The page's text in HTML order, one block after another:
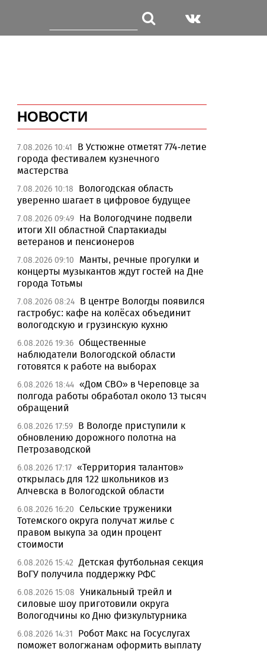
НОВОСТИ
7.08.2026 10:41
В Устюжне отметят 774-летие
города фестивалем кузнечного
мастерства
7.08.2026 10:18
Вологодская область
уверенно шагает в цифровое будущее
7.08.2026 09:49 На Вологодчине подвели
итоги XII областной Спартакиады
ветеранов и пенсионеров
7.08.2026 09:10
Манты, речные прогулки и
концерты музыкантов ждут гостей на Дне
города Тотьмы
7.08.2026 08:24 В центре Вологды появился
гастробус: кафе на колёсах объединит
вологодскую и грузинскую кухню
6.08.2026 19:36 Общественные
наблюдатели Вологодской области
готовятся к работе на выборах
6.08.2026 18:44 «Дом СВО» в Череповце за
полгода работы обработал около 13 тысяч
обращений
6.08.2026 17:59 В Вологде приступили к
обновлению дорожного полотна на
Петрозаводской
6.08.2026 17:17 «Территория талантов»
открылась для 122 школьников из
Алчевска в Вологодской области
6.08.2026 16:20 Сельские труженики
Тотемского округа получат жилье с
правом выкупа за один процент
стоимости
6.08.2026 15:42 Детская футбольная секция
ВоГУ получила поддержку РФС
6.08.2026 15:08 Уникальный трейл и
силовые шоу приготовили округа
Вологодчины ко Дню физкультурника
6.08.2026 14:31
Робот Макс на Госуслугах
поможет вологжанам оформить выплату